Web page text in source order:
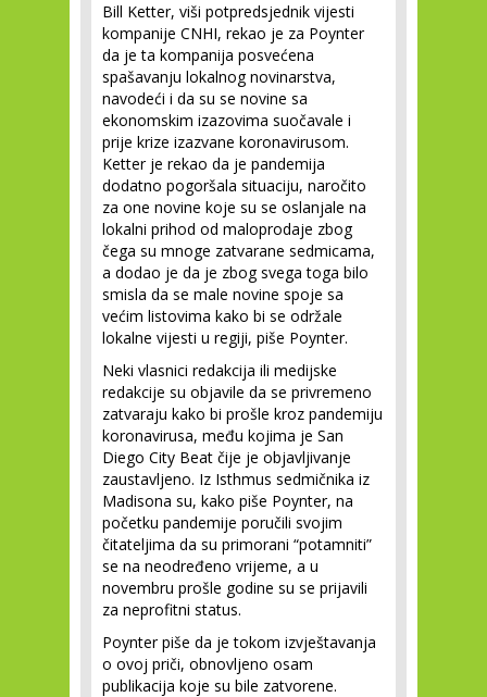
Bill Ketter, viši potpredsjednik vijesti
kompanije CNHI, rekao je za Poynter
da je ta kompanija posvećena
spašavanju lokalnog novinarstva,
navodeći i da su se novine sa
ekonomskim izazovima suočavale i
prije krize izazvane koronavirusom.
Ketter je rekao da je pandemija
dodatno pogoršala situaciju, naročito
za one novine koje su se oslanjale na
lokalni prihod od maloprodaje zbog
čega su mnoge zatvarane sedmicama,
a dodao je da je zbog svega toga bilo
smisla da se male novine spoje sa
većim listovima kako bi se održale
lokalne vijesti u regiji, piše Poynter.
Neki vlasnici redakcija ili medijske
redakcije su objavile da se privremeno
zatvaraju kako bi prošle kroz pandemiju
koronavirusa, među kojima je San
Diego City Beat čije je objavljivanje
zaustavljeno. Iz Isthmus sedmičnika iz
Madisona su, kako piše Poynter, na
početku pandemije poručili svojim
čitateljima da su primorani “potamniti”
se na neodređeno vrijeme, a u
novembru prošle godine su se prijavili
za neprofitni status.
Poynter piše da je tokom izvještavanja
o ovoj priči, obnovljeno osam
publikacija koje su bile zatvorene.